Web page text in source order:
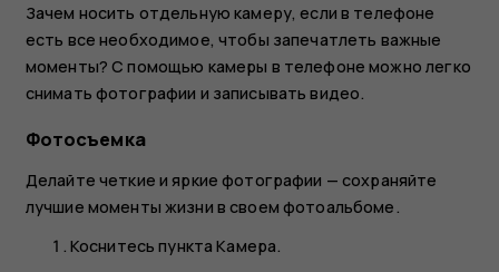
Зачем носить отдельную камеру, если в телефоне
есть все необходимое, чтобы запечатлеть важные
моменты? С помощью камеры в телефоне можно легко
снимать фотографии и записывать видео.
Фотосъемка
Делайте четкие и яркие фотографии — сохраняйте
лучшие моменты жизни в своем фотоальбоме.
Коснитесь пунктаКамера.